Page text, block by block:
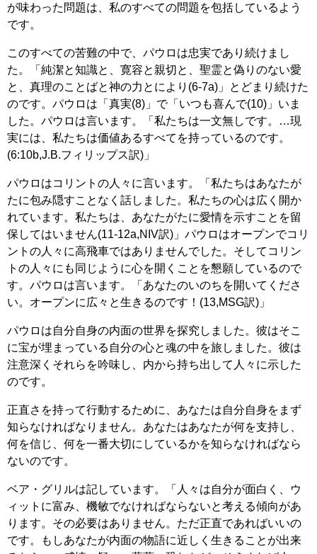
が味わった問題は、私のすべての問題を包括しているよう
です。
このすべての苦難の中で、パウロは忠実であり続けまし
た。「純潔と知識と、寛容と親切と、聖霊と偽りのない愛
と、真理のことばと神の力とにより(6-7a)」とどまり続けた
のです。パウロは「真実(8)」で「いつも喜んで(10)」いま
した。パウロは言います。「私たちは一文無しです。…現
実には、私たちは価値あるすべてを持っているのです。
(6:10b,J.B.フィリップス訳)」
パウロはコリントの人々に言います。「私たちはあなたが
たに包み隠すことなく話しました。私たちの心は広く開か
れています。私たちは、あなたがたに愛情を示すことを留
保してはいません(11-12a,NIV訳)」パウロはオープンでコリ
ントの人々に高飛車ではありませんでした。そしてコリン
トの人々にも同じように心を開くことを懇願しているので
す。パウロは言います。「あなたのいのちを開いてくださ
い。オープンに広々と生きるのです！(13,MSG訳)」
パウロは自分自身の内面の世界を探究しました。彼はそこ
に宝が埋まっている自分の心と魂の中を旅しました。彼は
注意深くそれらを吟味し、内から持ち出して人々に示した
のです。
正直さを持って行動するために、あなたは自分自身をまず
知らなければなりません。あなたはあなたが何を支持し、
何を信じ、何を一番大切にしているかを知らなければなら
ないのです。
ベア・グリルは記しています。「人々は自分が面白く、ウ
ィットに富み、機敏でなければならないと考える傾向があ
ります。その必要はありません。ただ正直であればいいの
です。もしあなたが内面の物語に近しく生きることが出来